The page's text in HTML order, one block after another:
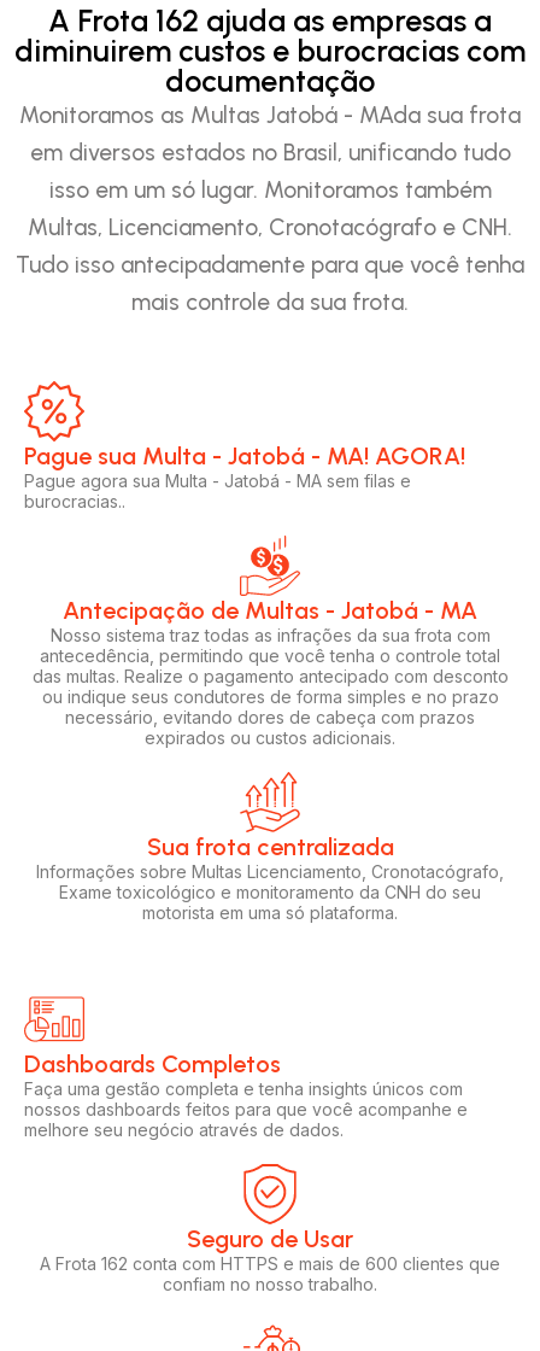
A Frota 162 ajuda as empresas a
diminuirem custos e burocracias com
documentação
Monitoramos as Multas Jatobá - MAda sua frota
em diversos estados no Brasil, unificando tudo
isso em um só lugar. Monitoramos também
Multas, Licenciamento, Cronotacógrafo e CNH.
Tudo isso antecipadamente para que você tenha
mais controle da sua frota.
Pague sua Multa - Jatobá - MA! AGORA!​
Pague agora sua Multa - Jatobá - MA sem filas e
burocracias..
Antecipação de Multas - Jatobá - MA
Nosso sistema traz todas as infrações da sua frota com
antecedência, permitindo que você tenha o controle total
das multas. Realize o pagamento antecipado com desconto
ou indique seus condutores de forma simples e no prazo
necessário, evitando dores de cabeça com prazos
expirados ou custos adicionais.
Sua frota centralizada​
Informações sobre Multas Licenciamento, Cronotacógrafo,
Exame toxicológico e monitoramento da CNH do seu
motorista em uma só plataforma.
Dashboards Completos​​
Faça uma gestão completa e tenha insights únicos com
nossos dashboards feitos para que você acompanhe e
melhore seu negócio através de dados.
Seguro de Usar​
A Frota 162 conta com HTTPS e mais de 600 clientes que
confiam no nosso trabalho.